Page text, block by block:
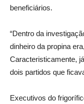
beneficiários.
“Dentro da
dinheiro da propina
Caracteristicamente,
dois partidos que
Executivos do